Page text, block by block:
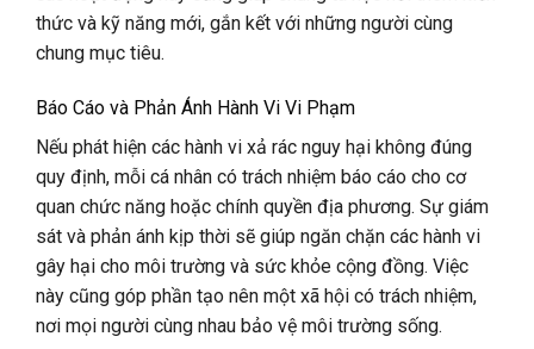
thức và kỹ năng mới, gắn kết với những người cùng
chung mục tiêu.
Báo Cáo và Phản Ánh Hành Vi Vi Phạm
Nếu phát hiện các hành vi xả rác nguy hại không đúng
quy định, mỗi cá nhân có trách nhiệm báo cáo cho cơ
quan chức năng hoặc chính quyền địa phương. Sự giám
sát và phản ánh kịp thời sẽ giúp ngăn chặn các hành vi
gây hại cho môi trường và sức khỏe cộng đồng. Việc
này cũng góp phần tạo nên một xã hội có trách nhiệm,
nơi mọi người cùng nhau bảo vệ môi trường sống.